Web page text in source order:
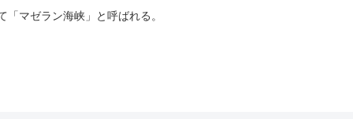
マゼラン海峡」と呼ばれる。